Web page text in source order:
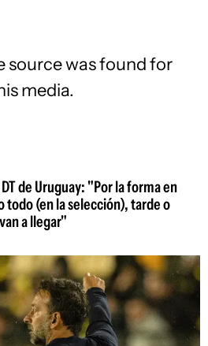
source was found for
media.
de Uruguay: "Por la forma en
todo (en la selección), tarde o
a llegar"